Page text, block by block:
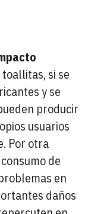
si se
y se
producir
usuarios
Por otra
de
en
daños